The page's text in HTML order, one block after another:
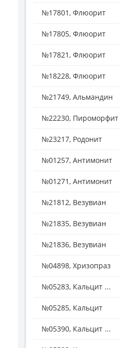
№17801, Флюорит
№17805, Флюорит
№17821, Флюорит
№18228, Флюорит
№21749, Альмандин
№22230, Пироморфит
№23217, Родонит
№01257, Антимонит
№01271, Антимонит
№21812, Везувиан
№21835, Везувиан
№21836, Везувиан
№04898, Хризопраз
№05283, Кальцит ...
№05285, Кальцит
№05390, Кальцит ...